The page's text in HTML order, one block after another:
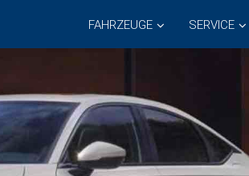
FAHRZEUGE SERVICE